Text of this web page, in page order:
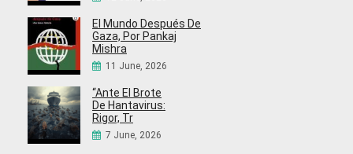
El Mundo Después De
Gaza, Por Pankaj
Mishra
11 June, 2026
“Ante El Brote
De Hantavirus:
Rigor, Tr
7 June, 2026